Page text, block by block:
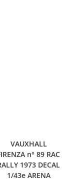
VAUXHALL
n° 89 RAC
1973 DECAL
1/43e ARENA